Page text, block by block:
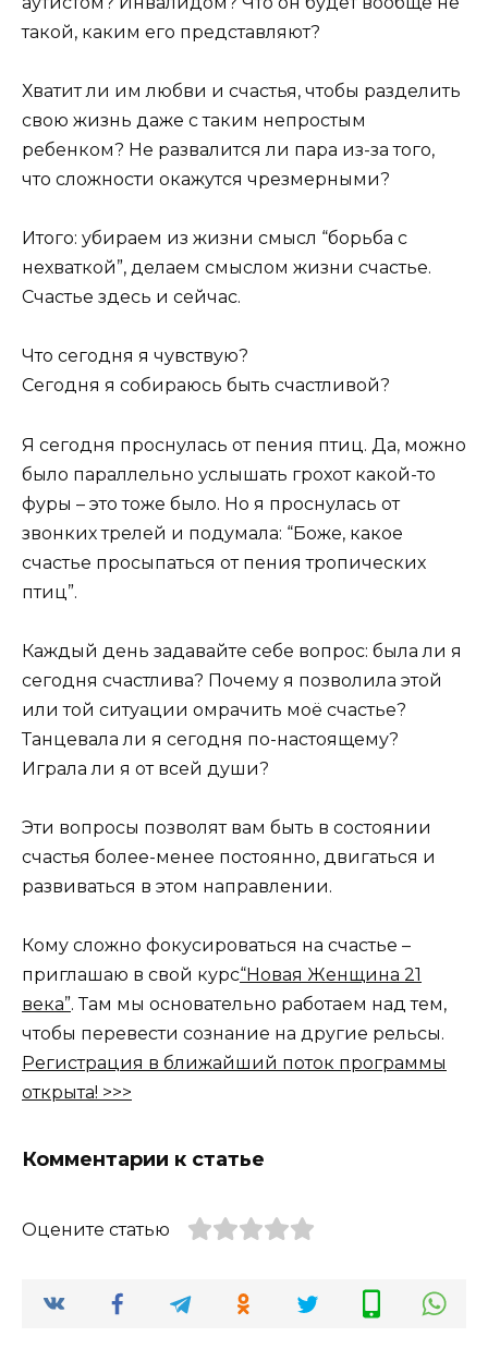
такой, каким его представляют?
Хватит ли им любви и счастья, чтобы разделить
свою жизнь даже с таким непростым
ребенком? Не развалится ли пара из-за того,
что сложности окажутся чрезмерными?
Итого: убираем из жизни смысл “борьба с
нехваткой”, делаем смыслом жизни счастье.
Счастье здесь и сейчас.
Что сегодня я чувствую?
Сегодня я собираюсь быть счастливой?
Я сегодня проснулась от пения птиц. Да, можно
было параллельно услышать грохот какой-то
фуры – это тоже было. Но я проснулась от
звонких трелей и подумала: “Боже, какое
счастье просыпаться от пения тропических
птиц”.
Каждый день задавайте себе вопрос: была ли я
сегодня счастлива? Почему я позволила этой
или той ситуации омрачить моё счастье?
Танцевала ли я сегодня по-настоящему?
Играла ли я от всей души?
Эти вопросы позволят вам быть в состоянии
счастья более-менее постоянно, двигаться и
развиваться в этом направлении.
Кому сложно фокусироваться на счастье –
приглашаю в свой курс“Новая Женщина 21
века”. Там мы основательно работаем над тем,
чтобы перевести сознание на другие рельсы.
Регистрация в ближайший поток программы
открыта! >>>
Комментарии к статье
Оцените статью